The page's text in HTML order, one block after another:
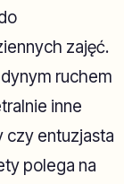
zajęć.
ruchem
inne
czy entuzjasta
polega na